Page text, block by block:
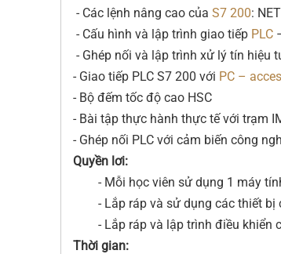
- Các lệnh nâng cao của S7 200:
- Cấu hình và lập trình giao tiếp PLC
- Ghép nối và lập trình xử lý tín hiệu
- Giao tiếp PLC S7 200 với PC – acces
- Bộ đếm tốc độ cao HSC
- Bài tập thực hành thực tế với trạm
- Ghép nối PLC với cảm biến công
Quyền lơi:
- Mỗi học viên sử dụng 1 máy
- Lắp ráp và sử dụng các thiết bị
- Lắp ráp và lập trình điều khiển
Thời gian: